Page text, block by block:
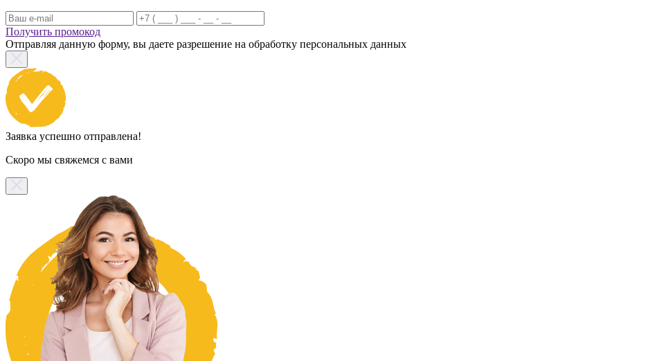
Получить промокод
Отправляя данную форму, вы даете разрешение на обработку персональных данных
Заявка успешно отправлена!
Скоро мы свяжемся с вами